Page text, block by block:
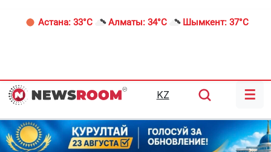
Астана: 33°C Алматы: 34°C Шымкент: 37°C
KZ ☰